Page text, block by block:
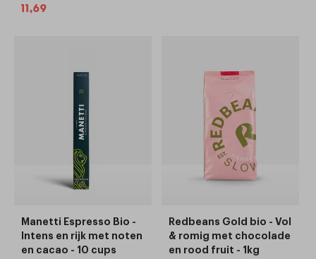
Normale
11,69
Manetti Espresso Bio -
Intens en rijk met noten
en cacao - 10 cups
Redbeans Gold bio - Vol
& romig met chocolade
en rood fruit - 1kg